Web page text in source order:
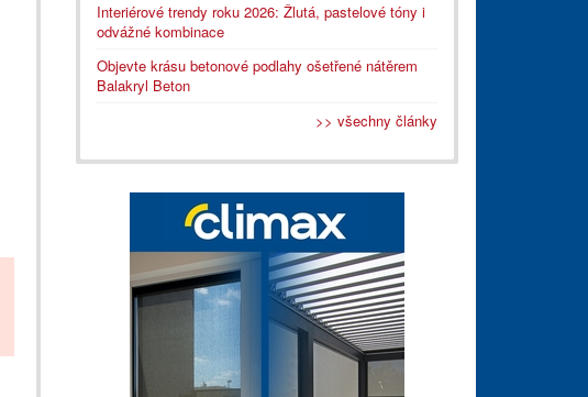
Interiérové trendy roku 2026: Žlutá, pastelové tóny i
odvážné kombinace
Objevte krásu betonové podlahy ošetřené nátěrem
Balakryl Beton
>> všechny články